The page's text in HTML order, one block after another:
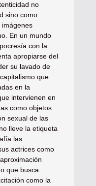
no
sino como
En un mundo
con la
apropiarse del
su lavado de
que
en la
intervienen en
como objetos
sexual de las
lleve la etiqueta
las
actrices como
que busca
como la